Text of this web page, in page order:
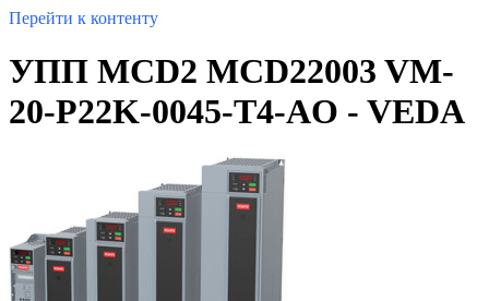
Перейти к контенту
УПП MCD2 MCD22003 VM-
20-P22K-0045-T4-AO - VEDA